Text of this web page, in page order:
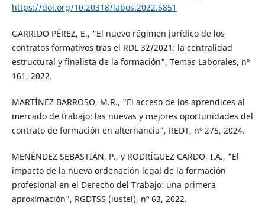
https://doi.org/10.20318/labos.2022.6851
GARRIDO PÉREZ, E., "El nuevo régimen jurídico de los
contratos formativos tras el RDL 32/2021: la centralidad
estructural y finalista de la formación", Temas Laborales, nº
161, 2022.
MARTÍNEZ BARROSO, M.R., "El acceso de los aprendices al
mercado de trabajo: las nuevas y mejores oportunidades del
contrato de formación en alternancia", REDT, nº 275, 2024.
MENÉNDEZ SEBASTIÁN, P., y RODRÍGUEZ CARDO, I.A., "El
impacto de la nueva ordenación legal de la formación
profesional en el Derecho del Trabajo: una primera
aproximación", RGDTSS (iustel), nº 63, 2022.